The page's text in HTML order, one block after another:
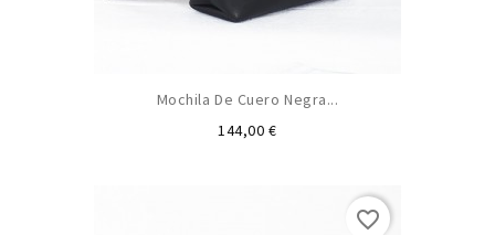
Mochila De Cuero Negra...
144,00 €Precio
favorite_border